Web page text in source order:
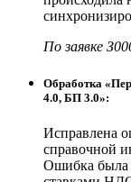
По заявке
Обработка
4.0, БП 3.0»:
Исправлена
справочной
Ошибка была